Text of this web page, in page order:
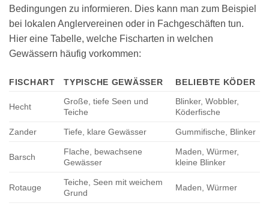
Bedingungen zu informieren. Dies kann man zum Beispiel
bei lokalen Anglervereinen oder in Fachgeschäften tun.
Hier eine Tabelle, welche Fischarten in welchen
Gewässern häufig vorkommen:
FISCHART TYPISCHE GEWÄSSER BELIEBTE KÖDER
Hecht
Große, tiefe Seen und
Teiche
Blinker, Wobbler,
Köderfische
Zander Tiefe, klare Gewässer Gummifische, Blinker
Barsch
Flache, bewachsene
Gewässer
Maden, Würmer,
kleine Blinker
Rotauge
Teiche, Seen mit weichem
Grund
Maden, Würmer